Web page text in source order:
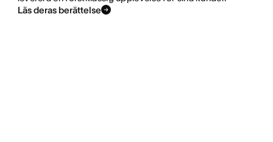
Läs deras berättelse